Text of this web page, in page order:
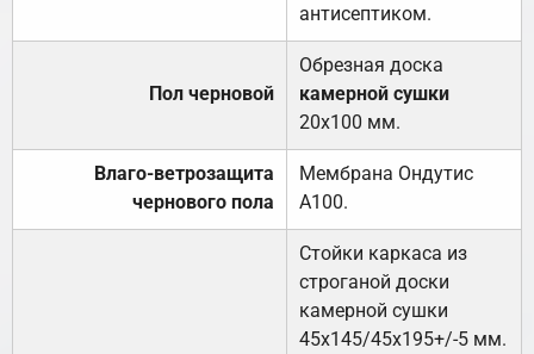
антисептиком.
Пол черновой
Обрезная доска
камерной сушки
20х100 мм.
Влаго-ветрозащита
чернового пола
Мембрана Ондутис
А100.
Стойки каркаса из
строганой доски
камерной сушки
45х145/45х195+/-5 мм.